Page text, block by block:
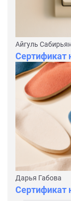
Айгуль
Сертификат
Дарья Габова
Сертификат